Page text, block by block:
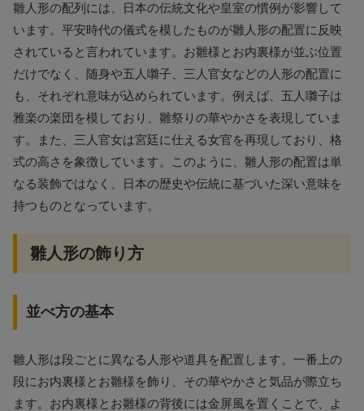
雛人形の配列には、日本の伝統文化や皇室の慣例が影響して
います。平安時代の儀式を模したものが雛人形の配置に反映
されていると言われています。お雛様とお内裏様が並ぶ位置
だけでなく、随身や五人囃子、三人官女などの人形の配置に
も、それぞれ意味が込められています。例えば、五人囃子は
雅楽の楽団を模しており、雛祭りの華やかさを表現していま
す。また、三人官女は宮廷に仕える女官を再現しており、格
式の高さを象徴しています。このように、雛人形の配置は単
なる装飾ではなく、日本の歴史や伝統に基づいた深い意味を
持つものとなっています。
雛人形の飾り方
並べ方の基本
雛人形は段ごとに異なる人形や道具を配置します。一番上の
段にお内裏様とお雛様を飾り、その華やかさと気品が際立ち
ます。お内裏様とお雛様の背後には金屏風を置くことで、よ